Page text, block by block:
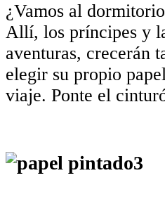
¿Vamos al
Allí, los príncipes y
aventuras, crecerán
elegir su propio
viaje. Ponte el